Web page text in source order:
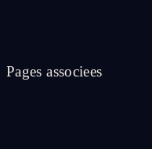
Pages associees